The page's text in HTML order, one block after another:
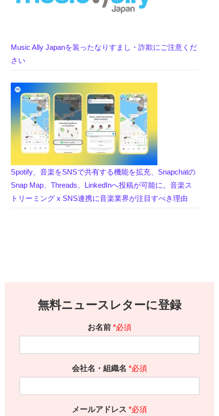
Music Ally Japanを装ったなりすまし・詐欺にご注意くだ
さい
Spotify、音楽をSNSで共有する機能を拡充、Snapchatの
Snap Map、Threads、LinkedInへ投稿が可能に。音楽ス
トリーミング x SNS連携に音楽業界が注目すべき理由
無料ニュースレターに登録
お名前 *必須
会社名・組織名 *必須
メールアドレス *必須